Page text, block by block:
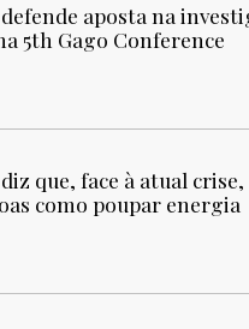
aposta na
5th Gago Conference
que, face à atual
como poupar energia